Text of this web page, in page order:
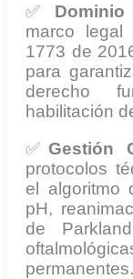
✅
marco legal
1773 de
para
derecho
habilitación
✅ Gestión
protocolos
el algoritmo
pH,
de
permanentes.